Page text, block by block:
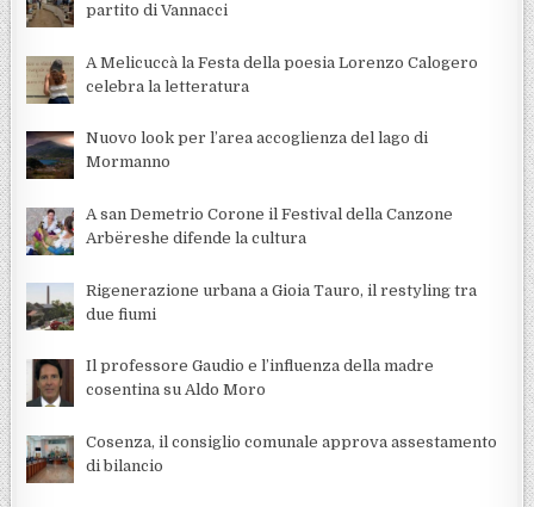
partito di Vannacci
A Melicuccà la Festa della poesia Lorenzo Calogero
celebra la letteratura
Nuovo look per l’area accoglienza del lago di
Mormanno
A san Demetrio Corone il Festival della Canzone
Arbëreshe difende la cultura
Rigenerazione urbana a Gioia Tauro, il restyling tra
due fiumi
Il professore Gaudio e l’influenza della madre
cosentina su Aldo Moro
Cosenza, il consiglio comunale approva assestamento
di bilancio